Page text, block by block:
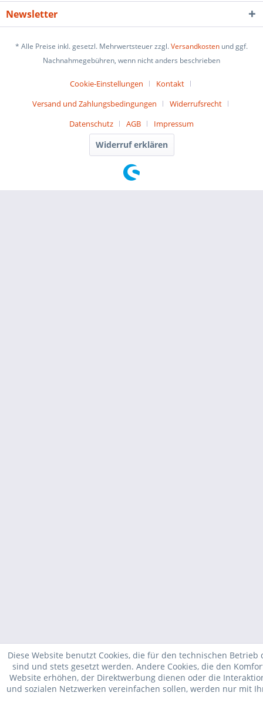
Newsletter
* Alle Preise inkl. gesetzl. Mehrwertsteuer zzgl.Versandkosten und ggf.
Nachnahmegebühren, wenn nicht anders beschrieben
Cookie-Einstellungen
Kontakt
Versand und Zahlungsbedingungen
Widerrufsrecht
Datenschutz
AGB Impressum
Widerruf erklären
Diese Website benutzt Cookies, die für den technischen
sind und stets gesetzt werden. Andere Cookies, die den
Website erhöhen, der Direktwerbung dienen oder die
und sozialen Netzwerken vereinfachen sollen, werden nur mit